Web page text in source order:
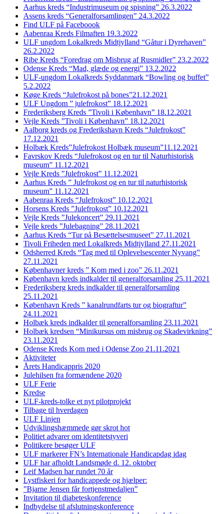
Aarhus kreds “Industrimuseum og spisning” 26.3.2022
Assens kreds “Generalforsamlingen” 24.3.2022
Find ULF på Faceboook
Aabenraa Kreds Filmaften 19.3.2022
ULF ungdom Lokalkreds Midtjylland “Gåtur i Dyrehaven”
26.2.2022
Ribe Kreds “Foredrag om Misbrug af Rusmidler” 23.2.2022
Odense Kreds “Mad, glæde og energi” 13.2.2022
ULF-ungdom Lokalkreds Syddanmark “Bowling og buffet”
5.2.2022
Køge Kreds “Julefrokost på bones”21.12.2021
ULF Ungdom ” julefrokost” 18.12.2021
Frederiksberg Kreds ”Tivoli i København” 18.12.2021
Vejle Kreds ”Tivoli i København” 18.12.2021
Aalborg kreds og Frederikshavn Kreds “Julefrokost”
17.12.2021
Holbæk Kreds”Julefrokost Holbæk museum”11.12.2021
Favrskov Kreds “Julefrokost og en tur til Naturhistorisk
museum” 11.12.2021
Vejle Kreds ”Julefrokost” 11.12.2021
Aarhus Kreds ” Julefrokost og en tur til naturhistorisk
museum” 11.12.2021
Aabenraa Kreds “Julefrokost” 10.12.2021
Horsens Kreds ”Julefrokost” 10.12.2021
Vejle Kreds ”Julekoncert” 29.11.2021
Vejle kreds ”Julebagning” 28.11.2021
Aarhus Kreds “Tur på Besættelsesmuseet” 27.11.2021
Tivoli Friheden med Lokalkreds Midtjylland 27.11.2021
Odsherred Kreds “Tag med til Oplevelsescenter Nyvang”
27.11.2021
Københavner kreds ” Kom med i zoo” 26.11.2021
København kreds indkalder til generalforsamling 25.11.2021
Frederiksberg kreds indkalder til generalforsamling
25.11.2021
København Kreds ” kanalrundfarts tur og biograftur”
24.11.2021
Holbæk kreds indkalder til generalforsamling 23.11.2021
Holbæk kredsen “Minikursus om misbrug og Skadevirkning”
23.11.2021
Odense Kreds Kom med i Odense Zoo 21.11.2021
Aktiviteter
Årets Handicappris 2020
Julehilsen fra formændene 2020
ULF Ferie
Kredse
ULF-kreds-tolke et nyt pilotprojekt
Tilbage til hverdagen
ULF Linjen
Udviklingshæmmede gør skrot hot
Politiet advarer om identitetstyveri
Politikere besøger ULF
ULF markerer FN’s Internationale Handicapdag idag
ULF har afholdt Landsmøde d. 12. oktober
Leif Madsen har rundet 70 år
Lystfiskeri for handicappede og hjælper:
”Bjarne Jensen får fortjenstmedaljen”
Invitation til diabeteskonference
Indbydelse til afslutningskonference